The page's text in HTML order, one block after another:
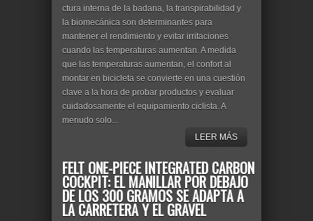
ctura interna de la badana, la transpirabilidad y
la biomecánica son determinantes para
mantener el rendimiento y evitar irritaciones
cuando las temperaturas aumentan. A medida
que las temperaturas aumentan, el confort al
montar en bicicleta se convierte en una cuestión
clave a la hora de probar productos y evaluar
cuidadosamente el equipamiento ciclista. A
menudo solo...
LEER MÁS
FELT ONE-PIECE INTEGRATED CARBON
COCKPIT: EL MANILLAR POR DEBAJO
DE LOS 300 GRAMOS SE ADAPTA A
LA CARRETERA Y EL GRAVEL